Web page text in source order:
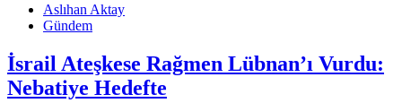
Aslıhan Aktay
Gündem
İsrail Ateşkese Rağmen Lübnan’ı Vurdu:
Nebatiye Hedefte